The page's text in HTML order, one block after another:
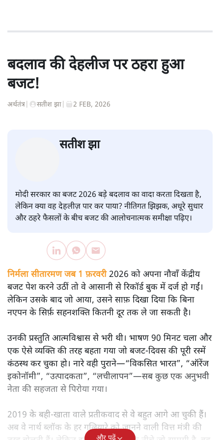
बदलाव की देहलीज पर ठहरा हुआ
बजट!
अर्थतंत्र सतीश झा 2 FEB, 2026
सतीश झा
मोदी सरकार का बजट 2026 बड़े बदलाव का वादा करता दिखता है,
लेकिन क्या वह देहलीज़ पार कर पाया? नीतिगत झिझक, अधूरे सुधार
और ठहरे फैसलों के बीच बजट की आलोचनात्मक समीक्षा पढ़िए।
निर्मला सीतारमण जब 1 फ़रवरी2026 को अपना नौवाँ केंद्रीय
बजट पेश करने उठीं तो वे आसानी से रिकॉर्ड बुक में दर्ज हो गईं।
नएपन के सिर्फ़ सहनशक्ति कितनी दूर तक ले जा सकती है।